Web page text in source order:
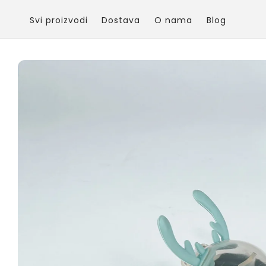
content
Svi proizvodi Dostava O nama Blog
Skip to